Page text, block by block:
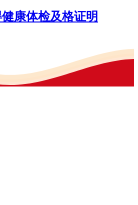
康体检及格证明